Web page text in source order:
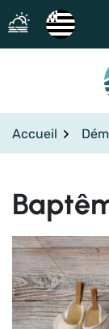
Aller
au
contenu
Accueil